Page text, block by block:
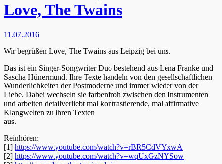
Love, The Twains
11.07.2016
Wir begrüßen Love, The Twains aus Leipzig bei uns.
Das ist ein Singer-Songwriter Duo bestehend aus Lena Franke und
Sascha Hünermund. Ihre Texte handeln von den gesellschaftlichen
Wunderlichkeiten der Postmoderne und immer wieder von der
Liebe. Dabei wechseln sie farbenfroh zwischen den Instrumenten
und arbeiten detailverliebt mal kontrastierende, mal affirmative
Klangwelten zu ihren Texten
aus.
Reinhören:
[1] https://www.youtube.com/watch?v=rBR5CdVYxwA
[2] https://www.youtube.com/watch?v=wqUxGzNYSow